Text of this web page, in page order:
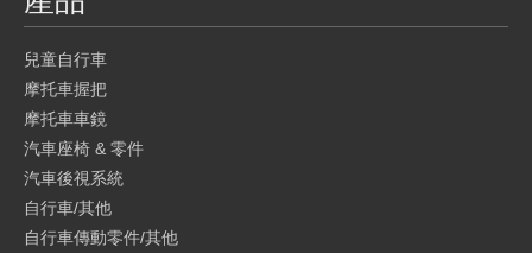
兒童自行車
摩托車握把
摩托車車鏡
汽車座椅 & 零件
汽車後視系統
自行車/其他
自行車傳動零件/其他